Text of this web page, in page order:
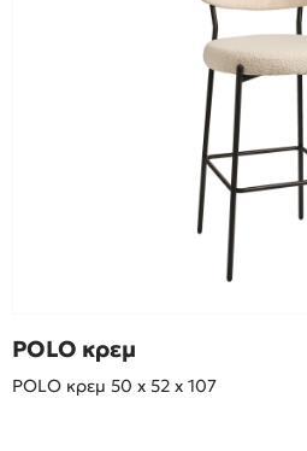
POLO κρεμ
POLO κρεμ 50 x 52 x 107